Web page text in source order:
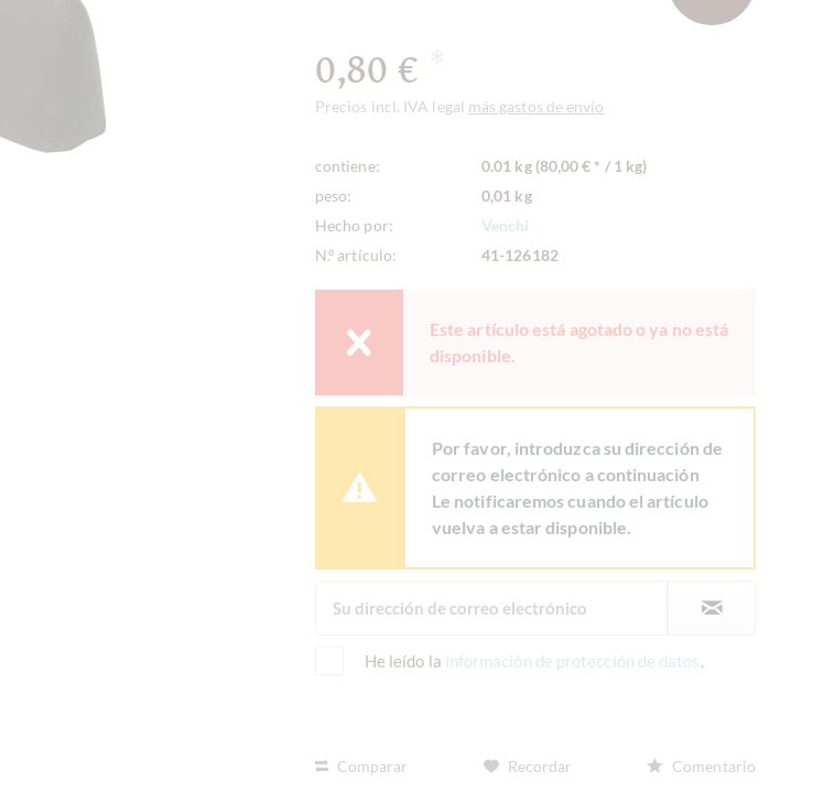
0,80 €
Precios incl. IVA legal más gastos de envío
contiene:
0.01 kg (80,00 € * / 1 kg)
peso:
0,01 kg
Hecho por:
Venchi
N.º artículo:
41-126182
Este artículo está agotado o ya no está
disponible.
Por favor, introduzca su dirección de
correo electrónico a continuación
Le notificaremos cuando el artículo
vuelva a estar disponible.
He leído la información de protección de datos.
Comparar Recordar Comentario